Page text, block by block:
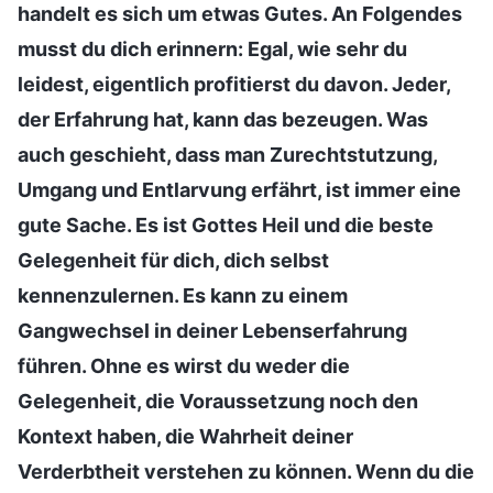
handelt es sich um etwas Gutes. An Folgendes
musst du dich erinnern: Egal, wie sehr du
leidest, eigentlich profitierst du davon. Jeder,
der Erfahrung hat, kann das bezeugen. Was
auch geschieht, dass man Zurechtstutzung,
Umgang und Entlarvung erfährt, ist immer eine
gute Sache. Es ist Gottes Heil und die beste
Gelegenheit für dich, dich selbst
kennenzulernen. Es kann zu einem
Gangwechsel in deiner Lebenserfahrung
führen. Ohne es wirst du weder die
Gelegenheit, die Voraussetzung noch den
Kontext haben, die Wahrheit deiner
Verderbtheit verstehen zu können. Wenn du die